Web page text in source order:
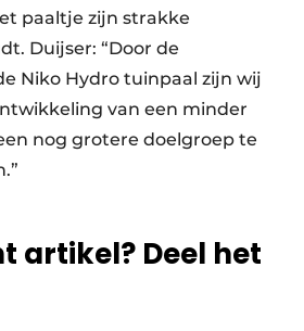
paaltje zijn strakke
Duijser: “Door de
Niko Hydro tuinpaal zijn wij
van een minder
nog grotere doelgroep te
artikel? Deel het